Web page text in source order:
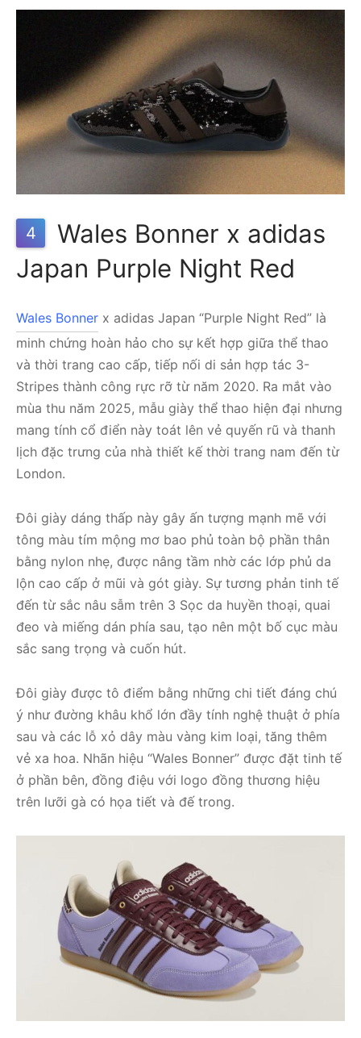
4
Wales Bonner x adidas
Japan Purple Night Red
Wales Bonner x adidas Japan “Purple Night Red” là
minh chứng hoàn hảo cho sự kết hợp giữa thể thao
và thời trang cao cấp, tiếp nối di sản hợp tác 3-
Stripes thành công rực rỡ từ năm 2020. Ra mắt vào
mùa thu năm 2025, mẫu giày thể thao hiện đại nhưng
mang tính cổ điển này toát lên vẻ quyến rũ và thanh
lịch đặc trưng của nhà thiết kế thời trang nam đến từ
London.
Đôi giày dáng thấp này gây ấn tượng mạnh mẽ với
tông màu tím mộng mơ bao phủ toàn bộ phần thân
bằng nylon nhẹ, được nâng tầm nhờ các lớp phủ da
lộn cao cấp ở mũi và gót giày. Sự tương phản tinh tế
đến từ sắc nâu sẫm trên 3 Sọc da huyền thoại, quai
đeo và miếng dán phía sau, tạo nên một bố cục màu
sắc sang trọng và cuốn hút.
Đôi giày được tô điểm bằng những chi tiết đáng chú
ý như đường khâu khổ lớn đầy tính nghệ thuật ở phía
sau và các lỗ xỏ dây màu vàng kim loại, tăng thêm
vẻ xa hoa. Nhãn hiệu “Wales Bonner” được đặt tinh tế
ở phần bên, đồng điệu với logo đồng thương hiệu
trên lưỡi gà có họa tiết và đế trong.